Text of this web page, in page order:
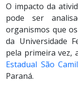
O impacto da
pode ser
organismos que
da Universidade
pela primeira vez,
Estadual São
Paraná.